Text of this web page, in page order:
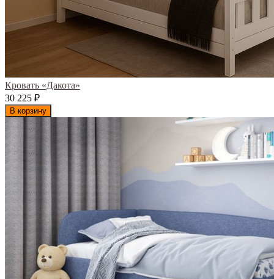
Кровать «Дакота»
30 225 ₽
В корзину